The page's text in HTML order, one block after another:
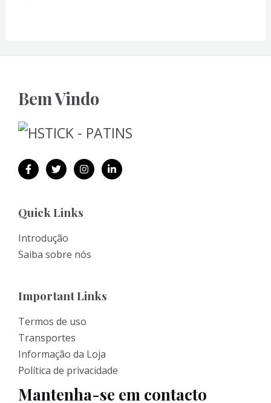
Bem Vindo
Quick Links
Introdução
Saiba sobre nós
Important Links
Termos de uso
Transportes
Informação da Loja
Política de privacidade
Mantenha-se em contacto